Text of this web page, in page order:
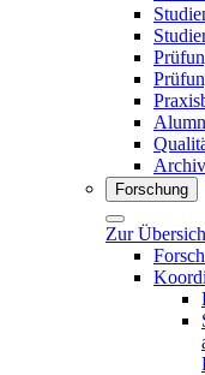
Archiv
Forschung
Zur